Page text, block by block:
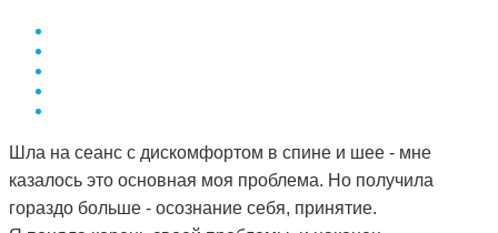
Шла на сеанс с дискомфортом в спине и шее - мне
казалось это основная моя проблема. Но получила
гораздо больше - осознание себя, принятие.